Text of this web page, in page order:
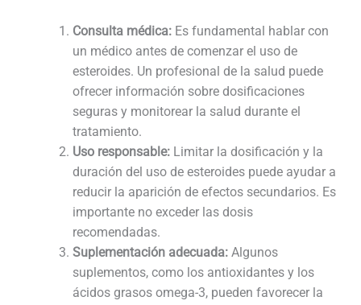
Consulta médica: Es fundamental hablar con
un médico antes de comenzar el uso de
esteroides. Un profesional de la salud puede
ofrecer información sobre dosificaciones
seguras y monitorear la salud durante el
tratamiento.
Uso responsable: Limitar la dosificación y la
duración del uso de esteroides puede ayudar a
reducir la aparición de efectos secundarios. Es
importante no exceder las dosis
recomendadas.
Suplementación adecuada: Algunos
suplementos, como los antioxidantes y los
ácidos grasos omega-3, pueden favorecer la